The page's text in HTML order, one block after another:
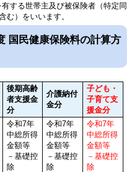
有する世帯主及び被保険者（特定同
む）をいいます。
国民健康保険料の計算方
後期高齢
者支援金
分
介護納付
金分
子ども・
子育て支
援金分
令和7年
中総所得
金額等
－基礎控
除
令和7年
中総所得
金額等
－基礎控
除
令和7年
中総所得
金額等
－基礎控
除